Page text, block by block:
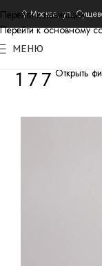
Перейти к навигации
Перейти к основному
⚲ Москва, ул.
МЕНЮ
177Открыть